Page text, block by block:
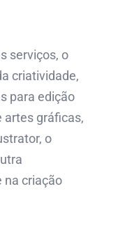
serviços, o
criatividade,
para edição
artes gráficas,
o
na criação